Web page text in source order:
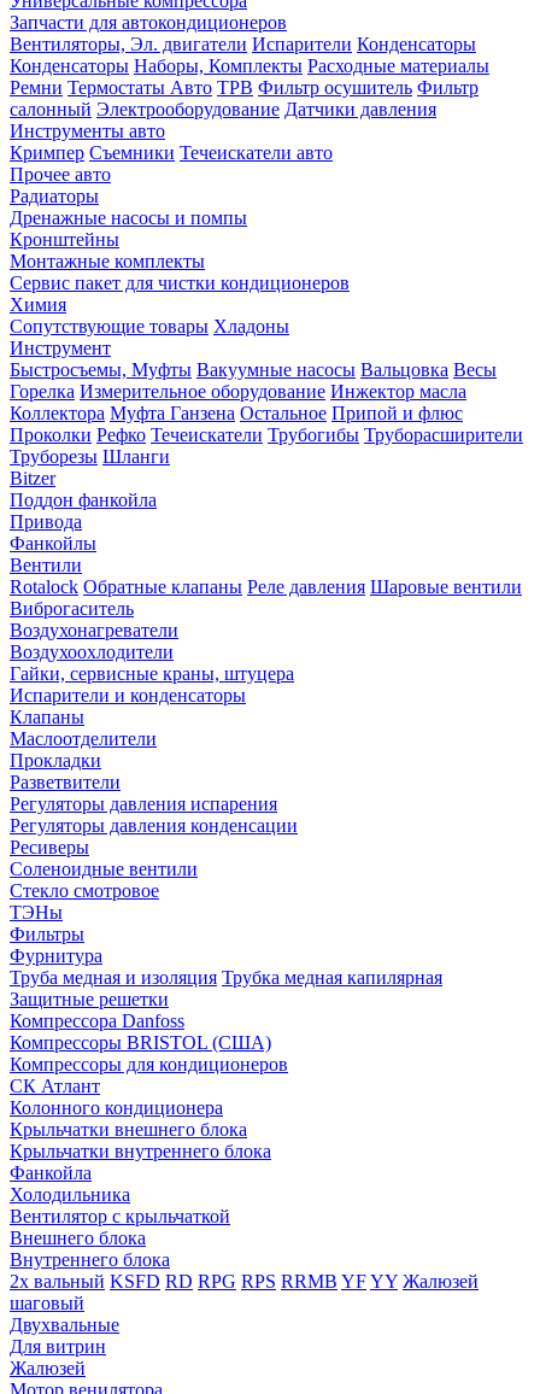
Запчасти для автокондиционеров
Вентиляторы, Эл. двигатели Испарители Конденсаторы
Конденсаторы Наборы, Комплекты Расходные материалы
Ремни Термостаты Авто ТРВ Фильтр осушитель Фильтр
салонный Электрооборудование Датчики давления
Инструменты авто
Кримпер Съемники Течеискатели авто
Прочее авто
Радиаторы
Дренажные насосы и помпы
Кронштейны
Монтажные комплекты
Сервис пакет для чистки кондиционеров
Химия
Сопутствующие товары Хладоны
Инструмент
Быстросъемы, Муфты Вакуумные насосы Вальцовка Весы
Горелка Измерительное оборудование Инжектор масла
Коллектора Муфта Ганзена Остальное Припой и флюс
Проколки Рефко Течеискатели Трубогибы Труборасширители
Труборезы Шланги
Bitzer
Поддон фанкойла
Привода
Фанкойлы
Вентили
Rotalock Обратные клапаны Реле давления Шаровые вентили
Виброгаситель
Воздухонагреватели
Воздухоохлодители
Гайки, сервисные краны, штуцера
Испарители и конденсаторы
Клапаны
Маслоотделители
Прокладки
Разветвители
Регуляторы давления испарения
Регуляторы давления конденсации
Ресиверы
Соленоидные вентили
Стекло смотровое
ТЭНы
Фильтры
Фурнитура
Труба медная и изоляция Трубка медная капилярная
Защитные решетки
Компрессора Danfoss
Компрессоры BRISTOL (США)
Компрессоры для кондиционеров
СК Атлант
Колонного кондиционера
Крыльчатки внешнего блока
Крыльчатки внутреннего блока
Фанкойла
Холодильника
Вентилятор с крыльчаткой
Внешнего блока
Внутреннего блока
2х вальный KSFD RD RPG RPS RRMB YFYY Жалюзей
шаговый
Двухвальные
Для витрин
Жалюзей
Мотор венилятора